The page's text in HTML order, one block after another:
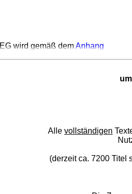
wird gemäß demAnhang
Alle vollständigen
(derzeit ca. 7200 Titel